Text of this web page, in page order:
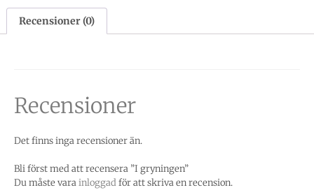
Recensioner (0)
Recensioner
Det finns inga recensioner än.
Bli först med att recensera ”I gryningen”
Du måste varainloggadför att skriva en recension.